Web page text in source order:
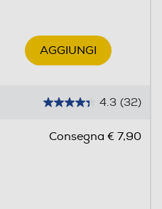
AGGIUNGI
4.3 (32)
Consegna € 7,90